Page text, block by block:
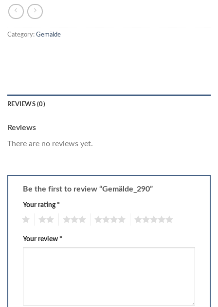
Category: Gemälde
REVIEWS (0)
Reviews
There are no reviews yet.
Be the first to review “Gemälde_290”
Your rating *
Your review *